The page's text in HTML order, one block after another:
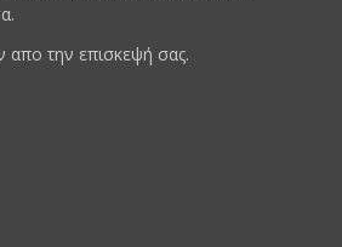
απο την επισκεψή σας.